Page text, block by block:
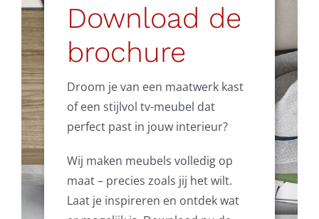
Download de
brochure
Droom je van een maatwerk kast
of een stijlvol tv-meubel dat
perfect past in jouw interieur?
Wij maken meubels volledig op
maat – precies zoals jij het wilt.
Laat je inspireren en ontdek wat